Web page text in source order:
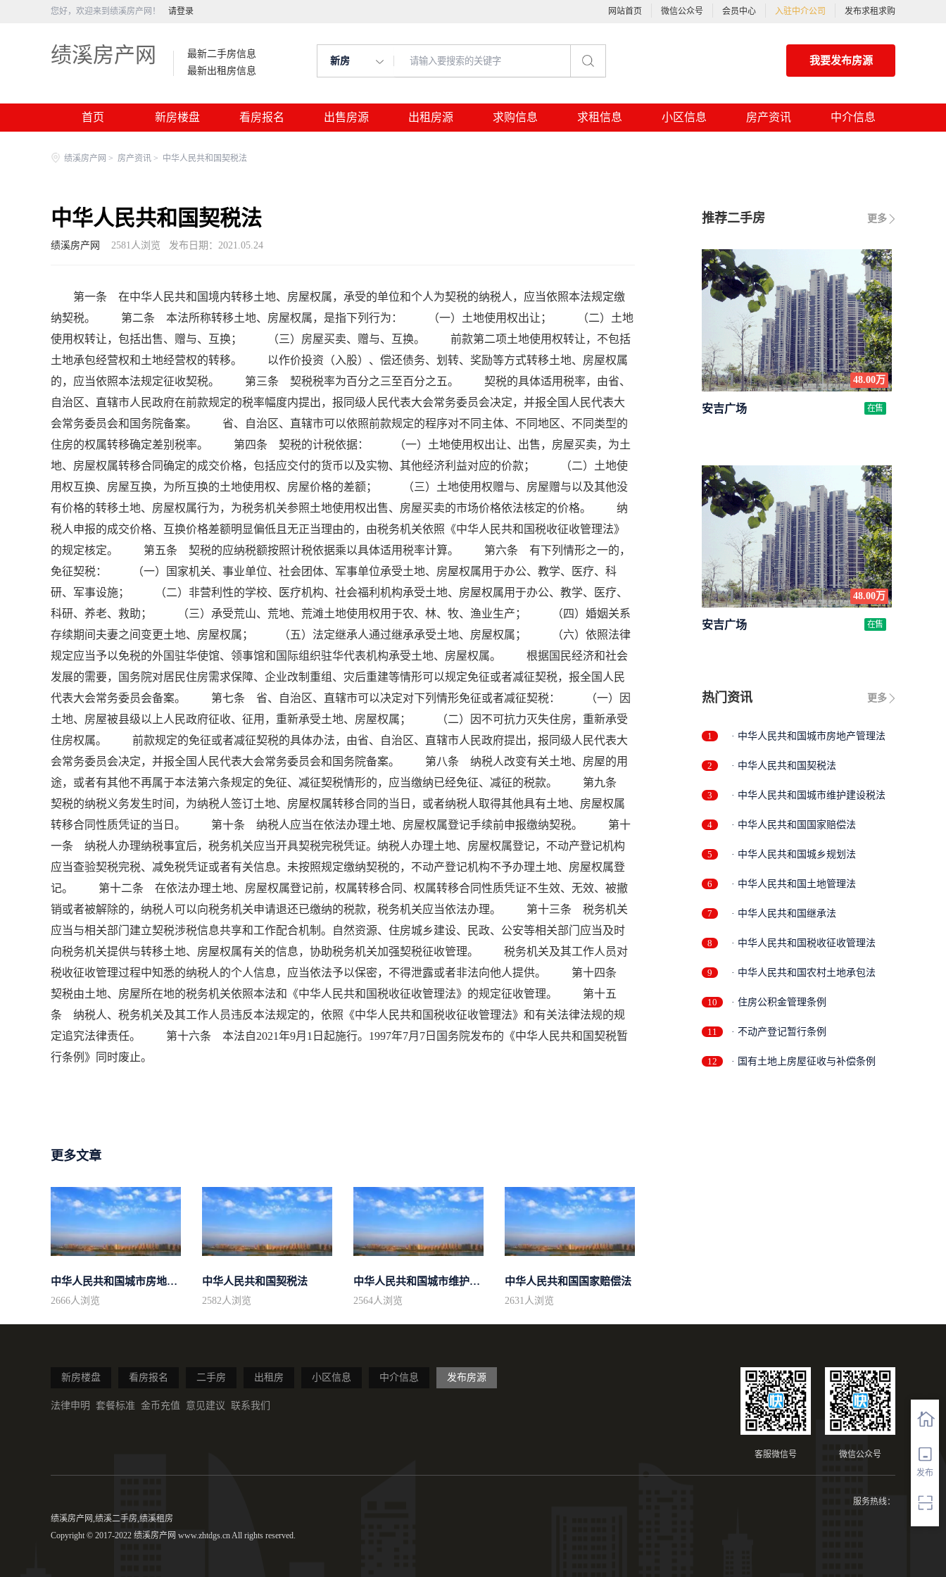
您好，欢迎来到绩溪房产网！ 请登录 网站首页 微信公众号 会员中心 入驻中介公司 发布求租求购
绩溪房产网
最新二手房信息
最新出租房信息
新房 我要发布房源
首页 新房楼盘 看房报名 出售房源 出租房源 求购信息 求租信息 小区信息 房产资讯 中介信息
发布
绩溪房产网 > 房产资讯 > 中华人民共和国契税法
中华人民共和国契税法
绩溪房产网 2581人浏览 发布日期：2021.05.24
第一条 在中华人民共和国境内转移土地、房屋权属，承受的单位和个人为契税的纳税人，应当依照本法规定缴
纳契税。 第二条 本法所称转移土地、房屋权属，是指下列行为： （一）土地使用权出让； （二）土地
使用权转让，包括出售、赠与、互换； （三）房屋买卖、赠与、互换。 前款第二项土地使用权转让，不包括
土地承包经营权和土地经营权的转移。 以作价投资（入股）、偿还债务、划转、奖励等方式转移土地、房屋权属
的，应当依照本法规定征收契税。 第三条 契税税率为百分之三至百分之五。 契税的具体适用税率，由省、
自治区、直辖市人民政府在前款规定的税率幅度内提出，报同级人民代表大会常务委员会决定，并报全国人民代表大
会常务委员会和国务院备案。 省、自治区、直辖市可以依照前款规定的程序对不同主体、不同地区、不同类型的
住房的权属转移确定差别税率。 第四条 契税的计税依据： （一）土地使用权出让、出售，房屋买卖，为土
地、房屋权属转移合同确定的成交价格，包括应交付的货币以及实物、其他经济利益对应的价款； （二）土地使
用权互换、房屋互换，为所互换的土地使用权、房屋价格的差额； （三）土地使用权赠与、房屋赠与以及其他没
有价格的转移土地、房屋权属行为，为税务机关参照土地使用权出售、房屋买卖的市场价格依法核定的价格。 纳
税人申报的成交价格、互换价格差额明显偏低且无正当理由的，由税务机关依照《中华人民共和国税收征收管理法》
的规定核定。 第五条 契税的应纳税额按照计税依据乘以具体适用税率计算。 第六条 有下列情形之一的，
免征契税： （一）国家机关、事业单位、社会团体、军事单位承受土地、房屋权属用于办公、教学、医疗、科
研、军事设施； （二）非营利性的学校、医疗机构、社会福利机构承受土地、房屋权属用于办公、教学、医疗、
科研、养老、救助； （三）承受荒山、荒地、荒滩土地使用权用于农、林、牧、渔业生产； （四）婚姻关系
存续期间夫妻之间变更土地、房屋权属； （五）法定继承人通过继承承受土地、房屋权属； （六）依照法律
规定应当予以免税的外国驻华使馆、领事馆和国际组织驻华代表机构承受土地、房屋权属。 根据国民经济和社会
发展的需要，国务院对居民住房需求保障、企业改制重组、灾后重建等情形可以规定免征或者减征契税，报全国人民
代表大会常务委员会备案。 第七条 省、自治区、直辖市可以决定对下列情形免征或者减征契税： （一）因
土地、房屋被县级以上人民政府征收、征用，重新承受土地、房屋权属； （二）因不可抗力灭失住房，重新承受
住房权属。 前款规定的免征或者减征契税的具体办法，由省、自治区、直辖市人民政府提出，报同级人民代表大
会常务委员会决定，并报全国人民代表大会常务委员会和国务院备案。 第八条 纳税人改变有关土地、房屋的用
途，或者有其他不再属于本法第六条规定的免征、减征契税情形的，应当缴纳已经免征、减征的税款。 第九条
契税的纳税义务发生时间，为纳税人签订土地、房屋权属转移合同的当日，或者纳税人取得其他具有土地、房屋权属
转移合同性质凭证的当日。 第十条 纳税人应当在依法办理土地、房屋权属登记手续前申报缴纳契税。 第十
一条 纳税人办理纳税事宜后，税务机关应当开具契税完税凭证。纳税人办理土地、房屋权属登记，不动产登记机构
应当查验契税完税、减免税凭证或者有关信息。未按照规定缴纳契税的，不动产登记机构不予办理土地、房屋权属登
记。 第十二条 在依法办理土地、房屋权属登记前，权属转移合同、权属转移合同性质凭证不生效、无效、被撤
销或者被解除的，纳税人可以向税务机关申请退还已缴纳的税款，税务机关应当依法办理。 第十三条 税务机关
应当与相关部门建立契税涉税信息共享和工作配合机制。自然资源、住房城乡建设、民政、公安等相关部门应当及时
向税务机关提供与转移土地、房屋权属有关的信息，协助税务机关加强契税征收管理。 税务机关及其工作人员对
税收征收管理过程中知悉的纳税人的个人信息，应当依法予以保密，不得泄露或者非法向他人提供。 第十四条
契税由土地、房屋所在地的税务机关依照本法和《中华人民共和国税收征收管理法》的规定征收管理。 第十五
条 纳税人、税务机关及其工作人员违反本法规定的，依照《中华人民共和国税收征收管理法》和有关法律法规的规
定追究法律责任。 第十六条 本法自2021年9月1日起施行。1997年7月7日国务院发布的《中华人民共和国契税暂
行条例》同时废止。
更多文章
中华人民共和国城市房地产管理法
2666人浏览
中华人民共和国契税法
2582人浏览
中华人民共和国城市维护建设税法
2564人浏览
中华人民共和国国家赔偿法
2631人浏览
更多
推荐二手房
48.00万
安吉广场 在售
48.00万
安吉广场 在售
更多
热门资讯
1 · 中华人民共和国城市房地产管理法
2 · 中华人民共和国契税法
3 · 中华人民共和国城市维护建设税法
4 · 中华人民共和国国家赔偿法
5 · 中华人民共和国城乡规划法
6 · 中华人民共和国土地管理法
7 · 中华人民共和国继承法
8 · 中华人民共和国税收征收管理法
9 · 中华人民共和国农村土地承包法
10 · 住房公积金管理条例
11 · 不动产登记暂行条例
12 · 国有土地上房屋征收与补偿条例
新房楼盘 看房报名 二手房 出租房 小区信息 中介信息 发布房源
法律申明 套餐标准 金币充值 意见建议 联系我们
微信公众号
客服微信号
服务热线：
绩溪房产网,绩溪二手房,绩溪租房
Copyright © 2017-2022 绩溪房产网 www.zhtdgs.cn All rights reserved.